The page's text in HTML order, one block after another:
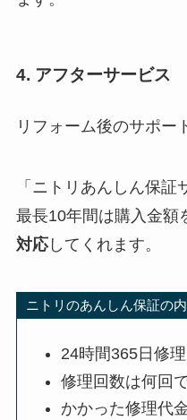
4. アフターサービス
リフォーム後のサポー
「ニトリあんしん保証
最長10年間は購入金額
対応してくれます。
ニトリのあんしん保証の
24時間365日修
修理回数は何回
かかった修理代